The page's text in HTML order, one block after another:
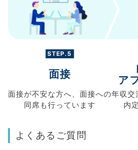
STEP.5
面接
面接が不安な方へ、 面接への
同席も行っています
ア
年収交
内
よくあるご質問